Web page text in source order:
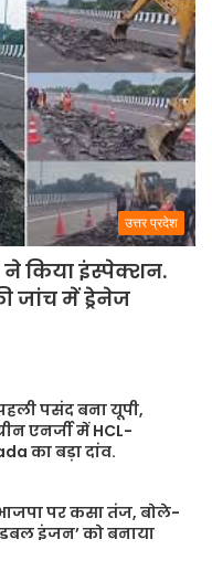
उत्तर प्रदेश
किया इंस्पेक्शन.
जांच में ड्रेनेज
पसंद बना यूपी,
एनर्जी में HCL-
का बड़ा दांव.
पर कसा तंज, बोले-
इंजन’ को बनाया